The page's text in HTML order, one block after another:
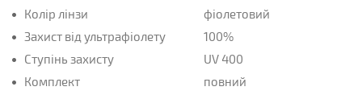
Колір лінзи
фіолетовий
Захист від ультрафіолету
100%
Ступінь захисту
UV 400
Комплект
повний